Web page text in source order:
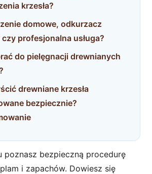
krzesła?
domowe, odkurzacz
profesjonalna usługa?
do pielęgnacji drewnianych
drewniane krzesła
bezpiecznie?
poznasz bezpieczną procedurę
i zapachów. Dowiesz się